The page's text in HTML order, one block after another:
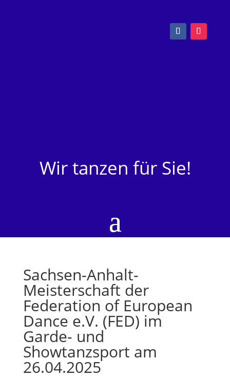
Wir tanzen für Sie!
Sachsen-Anhalt-
Meisterschaft der
Federation of European
Dance e.V. (FED) im
Garde- und
Showtanzsport am
26.04.2025